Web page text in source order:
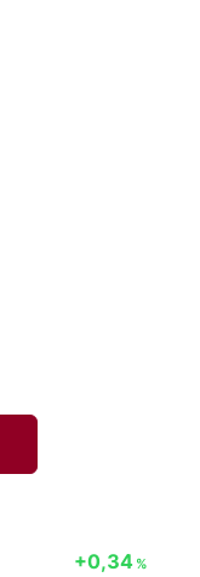
+0,34 %